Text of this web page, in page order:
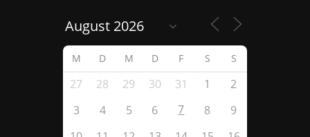
M D M D F S S
27 28 29 30 31 1
2
3
4 5 6 7 8
9